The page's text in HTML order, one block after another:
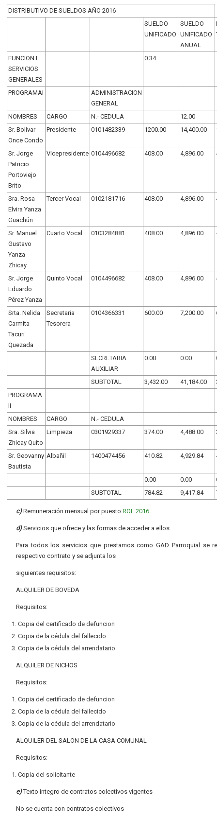
DISTRIBUTIVO DE SUELDOS AÑO 2016
SUELDO
UNIFICADO
SUELDO
UNIFICADO
ANUAL
FUNCION I
SERVICIOS
GENERALES
0.34
PROGRAMAI
ADMINISTRACION
GENERAL
NOMBRES
CARGO N.- CEDULA
12.00
Sr. Bolívar
Once Condo
Presidente 0101482339 1200.00 14,400.00
Sr. Jorge
Patricio
Portoviejo
Brito
Vicepresidente 0104496682 408.00 4,896.00
Sra. Rosa
Elvira Yanza
Guachún
Tercer Vocal 0102181716 408.00 4,896.00
Sr. Manuel
Gustavo
Yanza
Zhicay
Cuarto Vocal 0103284881 408.00 4,896.00
Sr. Jorge
Eduardo
Pérez Yanza
Quinto Vocal 0104496682 408.00 4,896.00
Srta. Nelida
Carmita
Tacuri
Quezada
Secretaria
Tesorera
0104366331 600.00 7,200.00
SECRETARIA
AUXILIAR
0.00 0.00
SUBTOTAL 3,432.00 41,184.00
PROGRAMA
II
NOMBRES
CARGO
N.- CEDULA
Sra. Silvia
Zhicay Quito
Limpieza 0301929337 374.00 4,488.00
Sr. Geovanny
Bautista
Albañil 1400474456 410.82 4,929.84
0.00 0.00
SUBTOTAL
784.82 9,417.84
c)Remuneración mensual por puesto ROL 2016
d)Servicios que ofrece y las formas de acceder a ellos
Para todos los servicios que prestamos como GAD Parroquial se
respectivo contrato y se adjunta los
siguientes requisitos:
ALQUILER DE BOVEDA
Requisitos:
Copia del certificado de defuncion
Copia de la cédula del fallecido
Copia de la cédula del arrendatario
ALQUILER DE NICHOS
Requisitos:
Copia del certificado de defuncion
Copia de la cédula del fallecido
Copia de la cédula del arrendatario
ALQUILER DEL SALON DE LA CASA COMUNAL
Requisitos:
Copia del solicitante
e)Texto íntegro de contratos colectivos vigentes
No se cuenta con contratos colectivos